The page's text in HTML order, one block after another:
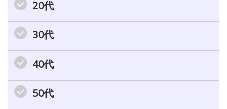
20代
30代
40代
50代